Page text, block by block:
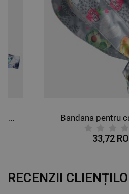
Bandana pentru cap BUTTERFLIES Bandana pentru
33,72
RECENZII
DE TARGETARE
DE
NECLASIFICATE